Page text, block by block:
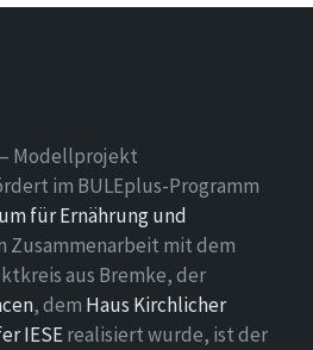
Modellprojekt
im BULEplus-Programm
für Ernährung und
Zusammenarbeit mit dem
aus Bremke, der
, dem Haus Kirchlicher
IESErealisiert wurde, ist der